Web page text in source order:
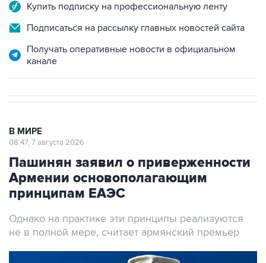
Купить подписку на профессиональную ленту
Подписаться на рассылку главных новостей сайта
Получать оперативные новости в официальном
канале
В МИРЕ
08:47, 7 августа 2026
Пашинян заявил о приверженности
Армении основополагающим
принципам ЕАЭС
Однако на практике эти принципы реализуются
не в полной мере, считает армянский премьер